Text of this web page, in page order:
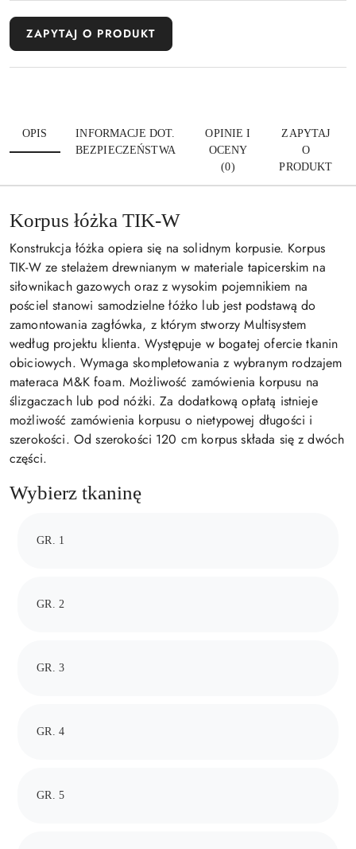
ZAPYTAJ O PRODUKT
OPIS
INFORMACJE DOT.
BEZPIECZEŃSTWA
OPINIE I
OCENY
(0)
ZAPYTAJ
O
PRODUKT
Korpus łóżka TIK-W
Konstrukcja łóżka opiera się na solidnym korpusie. Korpus
TIK-W ze stelażem drewnianym w materiale tapicerskim na
siłownikach gazowych oraz z wysokim pojemnikiem na
pościel stanowi samodzielne łóżko lub jest podstawą do
zamontowania zagłówka, z którym stworzy Multisystem
według projektu klienta. Występuje w bogatej ofercie tkanin
obiciowych. Wymaga skompletowania z wybranym rodzajem
materaca M&K foam. Możliwość zamówienia korpusu na
ślizgaczach lub pod nóżki. Za dodatkową opłatą istnieje
możliwość zamówienia korpusu o nietypowej długości i
szerokości. Od szerokości 120 cm korpus składa się z dwóch
części.
Wybierz tkaninę
GR. 1
GR. 2
GR. 3
GR. 4
GR. 5